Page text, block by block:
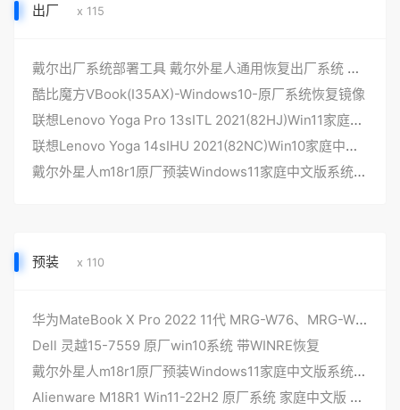
出厂 x 115
戴尔出厂系统部署工具 戴尔外星人通用恢复出厂系统 DELLDHZ-V6更新
酷比魔方VBook(I35AX)-Windows10-原厂系统恢复镜像
联想Lenovo Yoga Pro 13sITL 2021(82HJ)Win11家庭中文版 原厂oem系统
联想Lenovo Yoga 14sIHU 2021(82NC)Win10家庭中文版 原厂oem系统
戴尔外星人m18r1原厂预装Windows11家庭中文版系统，不带F12 Support Assist OS Recovery功能
预装 x 110
华为MateBook X Pro 2022 11代 MRG-W76、MRG-W56 原厂windows11系统工厂模式 带F10华为智能一键还原
Dell 灵越15-7559 原厂win10系统 带WINRE恢复
戴尔外星人m18r1原厂预装Windows11家庭中文版系统，不带F12 Support Assist OS Recovery功能
Alienware M18R1 Win11-22H2 原厂系统 家庭中文版 原厂oem系统 带一键恢复